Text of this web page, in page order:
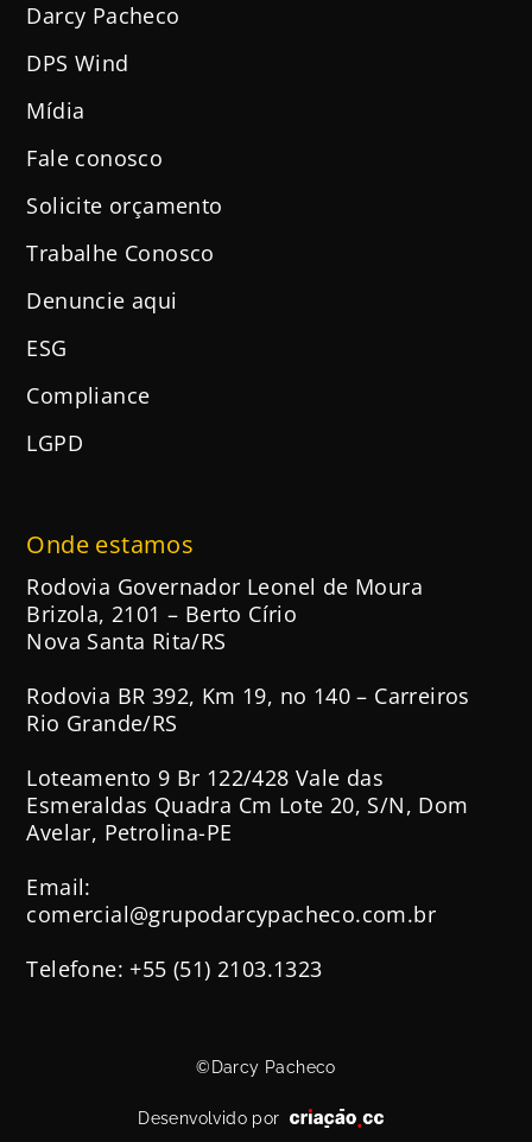
Darcy Pacheco
DPS Wind
Mídia
Fale conosco
Solicite orçamento
Trabalhe Conosco
Denuncie aqui
ESG
Compliance
LGPD
Onde estamos
Rodovia Governador Leonel de Moura
Brizola, 2101 – Berto Círio
Nova Santa Rita/RS
Rodovia BR 392, Km 19, no 140 – Carreiros
Rio Grande/RS
Loteamento 9 Br 122/428 Vale das
Esmeraldas Quadra Cm Lote 20, S/N, Dom
Avelar, Petrolina-PE
Email:
comercial@grupodarcypacheco.com.br
Telefone: +55 (51) 2103.1323
©Darcy Pacheco
Desenvolvido por